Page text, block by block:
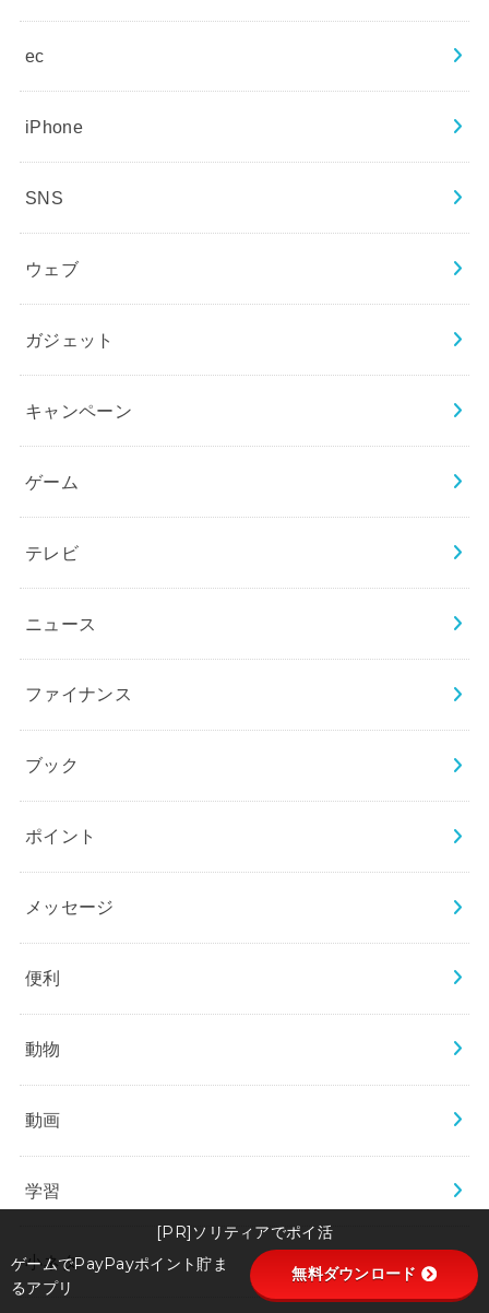
ec
iPhone
SNS
ウェブ
ガジェット
キャンペーン
ゲーム
テレビ
ニュース
ファイナンス
ブック
ポイント
メッセージ
便利
動物
動画
学習
小ネタ
[PR]ソリティアでポイ活
ゲームでPayPayポイント貯ま
るアプリ
無料ダウンロード